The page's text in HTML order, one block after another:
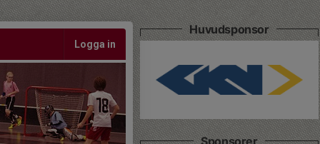
Logga in
Huvudsponsor
Sponsorer